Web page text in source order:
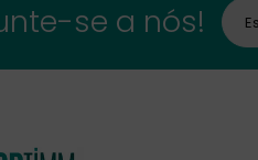
se a nós!